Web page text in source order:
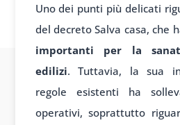
Uno dei punti più delicati
del decreto Salva casa, che
importanti per la
edilizi. Tuttavia, la sua
regole esistenti ha
operativi, soprattutto